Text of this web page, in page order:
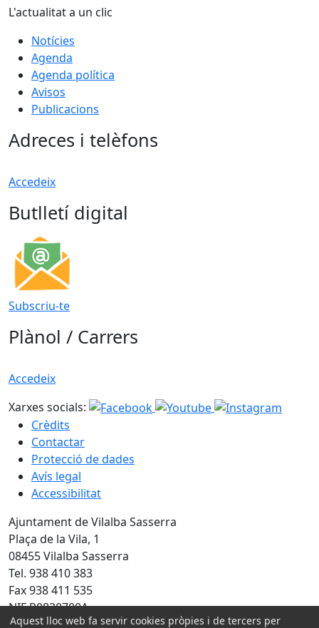
L'actualitat a un clic
Notícies
Agenda
Agenda política
Avisos
Publicacions
Adreces i telèfons
Accedeix
Butlletí digital
Subscriu-te
Plànol / Carrers
Accedeix
Xarxes socials:
Crèdits
Contactar
Protecció de dades
Avís legal
Accessibilitat
Ajuntament de Vilalba Sasserra
Plaça de la Vila, 1
08455 Vilalba Sasserra
Tel. 938 410 383
Fax 938 411 535
NIF P0830700A
Aquest lloc web fa servir cookies pròpies i de tercers per